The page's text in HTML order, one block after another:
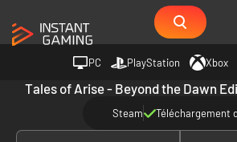
PC PlayStation Xbox
Tales of Arise - Beyond the Dawn
Steam Téléchargement